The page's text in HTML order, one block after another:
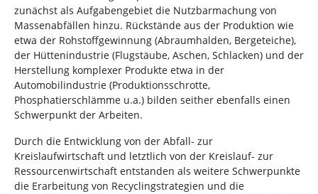
zunächst als Aufgabengebiet die Nutzbarmachung von
Massenabfällen hinzu. Rückstände aus der Produktion wie
etwa der Rohstoffgewinnung (Abraumhalden, Bergeteiche),
der Hüttenindustrie (Flugstäube, Aschen, Schlacken) und der
Herstellung komplexer Produkte etwa in der
Automobilindustrie (Produktionsschrotte,
Phosphatierschlämme u.a.) bilden seither ebenfalls einen
Schwerpunkt der Arbeiten.
Durch die Entwicklung von der Abfall- zur
Kreislaufwirtschaft und letztlich von der Kreislauf- zur
Ressourcenwirtschaft entstanden als weitere Schwerpunkte
die Erarbeitung von Recyclingstrategien und die